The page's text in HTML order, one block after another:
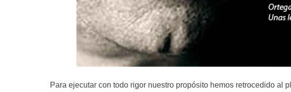
Para ejecutar con todo rigor nuestro propósito hemos retrocedido al